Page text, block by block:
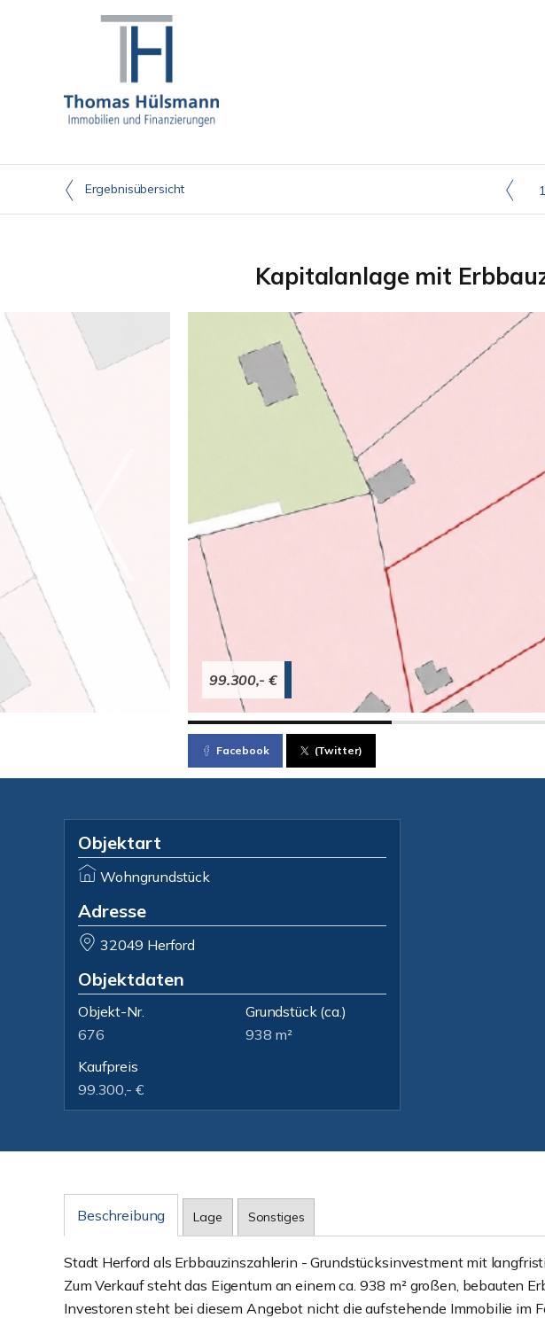
Ergebnisübersicht 1
Kapitalanlage mit
99.300,- €
Facebook (Twitter)
Objektart
Wohngrundstück
Adresse
32049 Herford
Objektdaten
Objekt-Nr.
676
Grundstück(ca.)
938 m²
Kaufpreis
99.300,- €
Beschreibung Lage Sonstiges
Stadt Herford als Erbbauzinszahlerin - Grundstücksinvestment mit
Zum Verkauf steht das Eigentum an einem ca. 938 m² großen, bebauten
Investoren steht bei diesem Angebot nicht die aufstehende Immobilie im